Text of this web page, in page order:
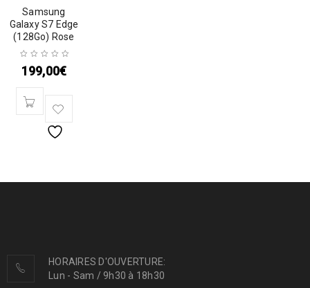
Samsung
Galaxy S7 Edge
(128Go) Rose
199,00€
HORAIRES D'OUVERTURE:
Lun - Sam / 9h30 à 18h30